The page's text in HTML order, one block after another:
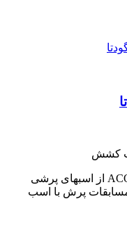
کشش
سیلمی پرشی هولشتاین آکودتا ACODETTO از اسبهای پرشی
مسابقات پرش با اسب